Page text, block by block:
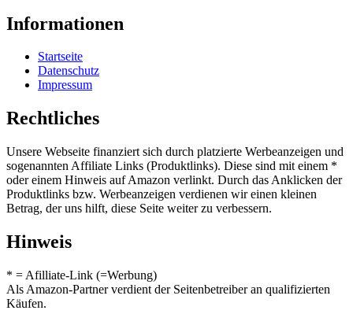
Informationen
Startseite
Datenschutz
Impressum
Rechtliches
Unsere Webseite finanziert sich durch platzierte Werbeanzeigen und
sogenannten Affiliate Links (Produktlinks). Diese sind mit einem *
oder einem Hinweis auf Amazon verlinkt. Durch das Anklicken der
Produktlinks bzw. Werbeanzeigen verdienen wir einen kleinen
Betrag, der uns hilft, diese Seite weiter zu verbessern.
Hinweis
* = Afilliate-Link (=Werbung)
Als Amazon-Partner verdient der Seitenbetreiber an qualifizierten
Käufen.